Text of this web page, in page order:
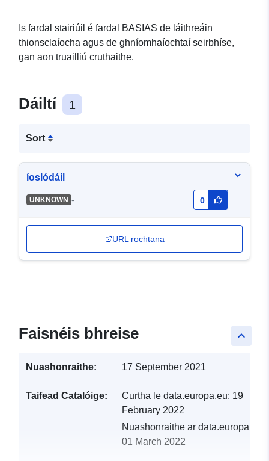
bhfeidhm nó nach bhfuil.
Is fardal stairiúil é fardal BASIAS de láithreáin
thionsclaíocha agus de ghníomhaíochtaí seirbhíse,
gan aon truailliú cruthaithe.
Dáiltí 1
Sort
íoslódáil
UNKNOWN - 0
URL rochtana
keyboard_arrow_up
Faisnéis bhreise
Nuashonraithe: 17 September 2021
Taifead Catalóige: Curtha le data.europa.eu: 19
February 2022
Nuashonraithe ar data.europa.eu:
01 March 2022